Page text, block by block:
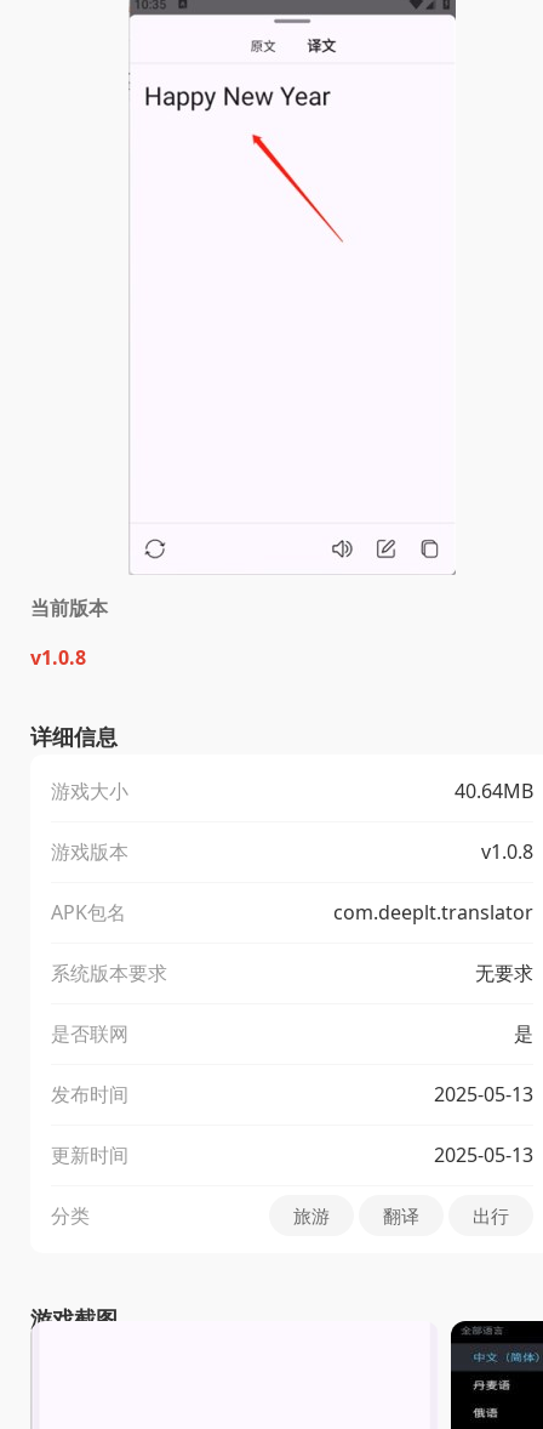
当前版本
v1.0.8
详细信息
游戏大小 40.64MB
游戏版本 v1.0.8
APK包名 com.deeplt.translator
系统版本要求 无要求
是否联网 是
发布时间 2025-05-13
更新时间 2025-05-13
分类 旅游 翻译 出行
游戏截图